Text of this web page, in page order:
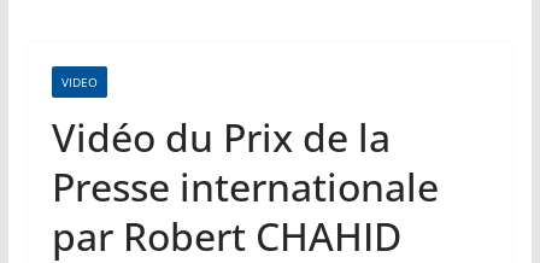
VIDEO
Vidéo du Prix de la
Presse internationale
par Robert CHAHID